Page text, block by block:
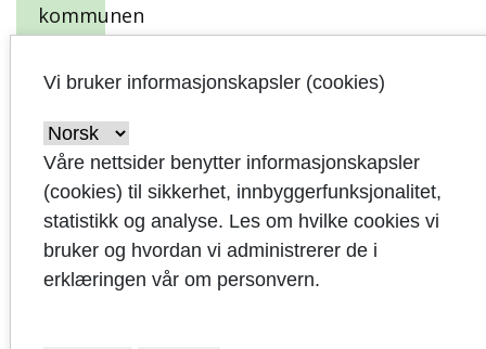
kommunen
har eierskap
Økonomiske
rammebetingelser
Driftsbudsjett
Investeringsbudsjett
Vi bruker informasjonskapsler (cookies)
Våre nettsider benytter informasjonskapsler
(cookies) til sikkerhet, innbyggerfunksjonalitet,
statistikk og analyse. Les om hvilke cookies vi
bruker og hvordan vi administrerer de i
erklæringen vår om personvern.